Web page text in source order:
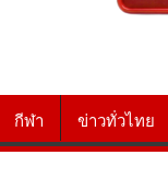
กีฬา ข่าวทั่วไทย